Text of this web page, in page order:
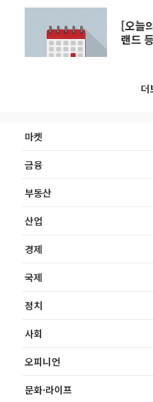
[오늘
랜드 등
더
마켓
금융
부동산
산업
경제
국제
정치
사회
오피니언
문화·라이프